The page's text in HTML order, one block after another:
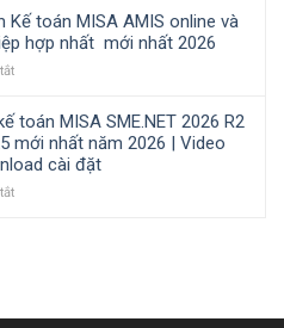
Video
Hướng
dẫn
tải
cài
đặt
lý
thuế
đối
với
kinh
doanh,
cá
nhân
kinh
MISA
SME.NET
2026
R3
nhật
TT99/2025
mới
nhất
năm
tải
công
việc
của
kế
trong
doanh
nghiệp
xây
lắp
Kế toán MISA AMIS online và
hợp nhất mới nhất 2026
ở
giá
phần
mềm
Kế
toán
toán MISA SME.NET 2026 R2
mới nhất năm 2026 | Video
cài đặt
ở